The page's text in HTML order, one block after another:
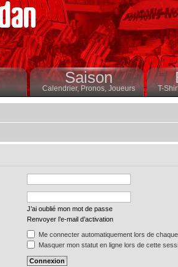
Saison
Calendrier,Pronos, Joueurs T-
J’ai oublié mon mot de passe
Renvoyer l’e-mail d’activation
Me connecter automatiquement lors de
Masquer mon statut en ligne lors de cette